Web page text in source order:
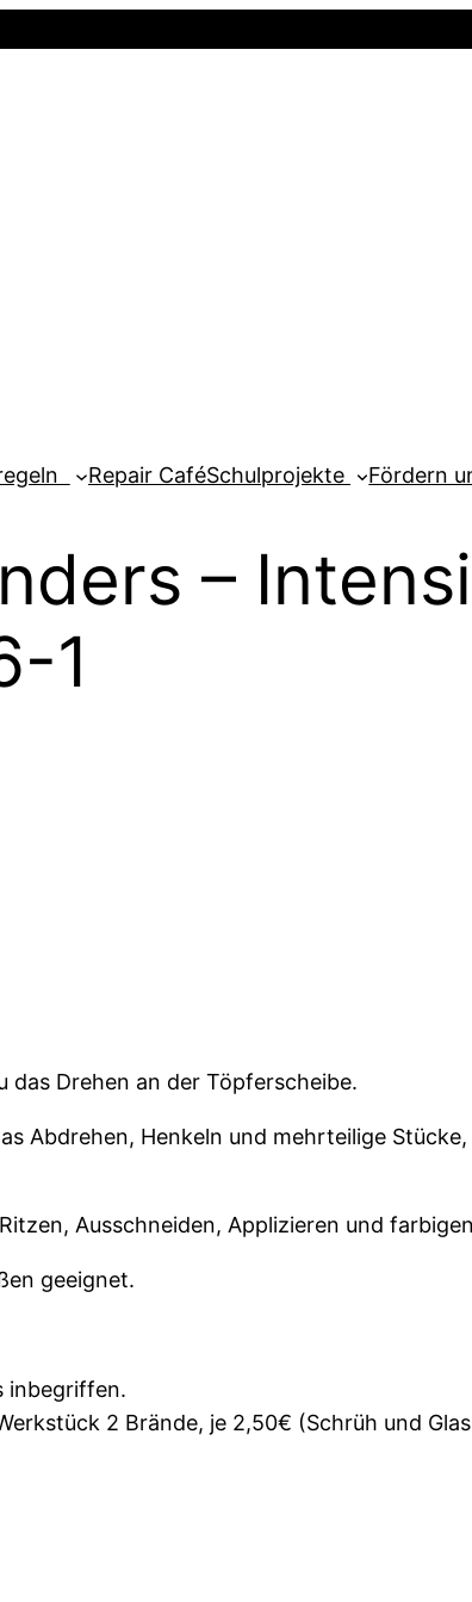
Repair CaféSchulprojekte Fördern
–
1
Drehen an der Töpferscheibe.
Abdrehen, Henkeln und mehrteilige
Ausschneiden, Applizieren und
geeignet.
inbegriffen.
2 Brände, je 2,50€ (Schrüh und